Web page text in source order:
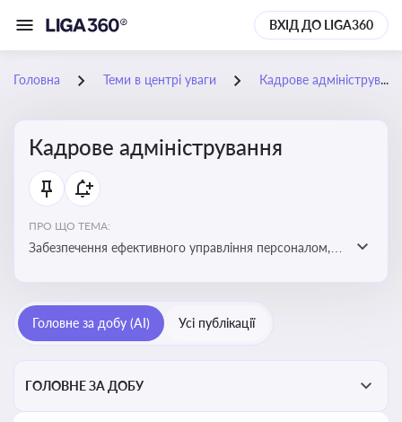
ВХІД ДО LIGA360
Головна Теми в центрі уваги Кадрове адміністрування
Кадрове адміністрування
ПРО ЩО ТЕМА:
Забезпечення ефективного управління персоналом,
Головне за добу (AI) Усі публікації
ГОЛОВНЕ ЗА ДОБУ